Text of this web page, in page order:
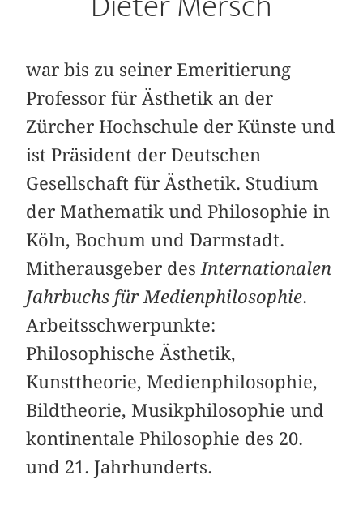
war bis zu seiner Emeritierung
Professor für Ästhetik an der
Zürcher Hochschule der Künste und
ist Präsident der Deutschen
Gesellschaft für Ästhetik. Studium
der Mathematik und Philosophie in
Köln, Bochum und Darmstadt.
Mitherausgeber desInternationalen
Jahrbuchs für Medienphilosophie.
Arbeitsschwerpunkte:
Philosophische Ästhetik,
Kunsttheorie, Medienphilosophie,
Bildtheorie, Musikphilosophie und
kontinentale Philosophie des 20.
und 21. Jahrhunderts.